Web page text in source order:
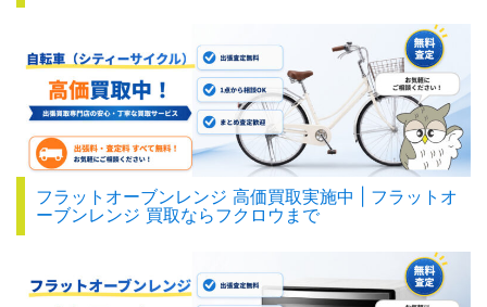
フラットオーブンレンジ 高価買取実施中 | フラットオ
ーブンレンジ 買取ならフクロウまで